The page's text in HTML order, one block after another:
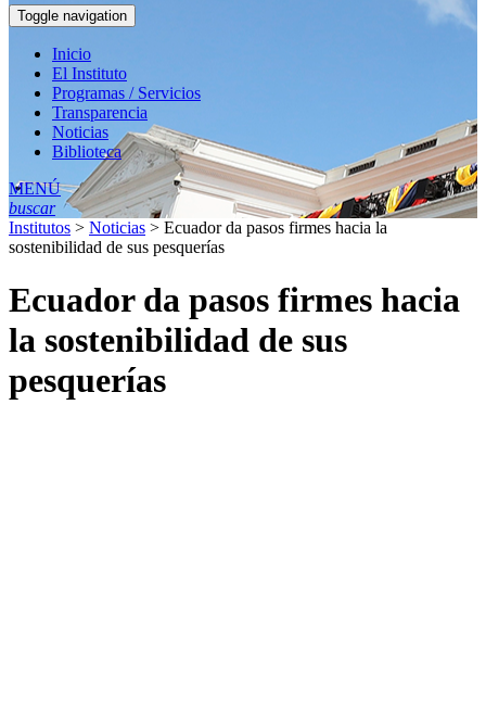
Toggle navigation
Inicio
El Instituto
Programas / Servicios
Transparencia
Noticias
Biblioteca
MENÚ
buscar
Institutos > Noticias > Ecuador da pasos firmes hacia la
sostenibilidad de sus pesquerías
Ecuador da pasos firmes hacia
la sostenibilidad de sus
pesquerías